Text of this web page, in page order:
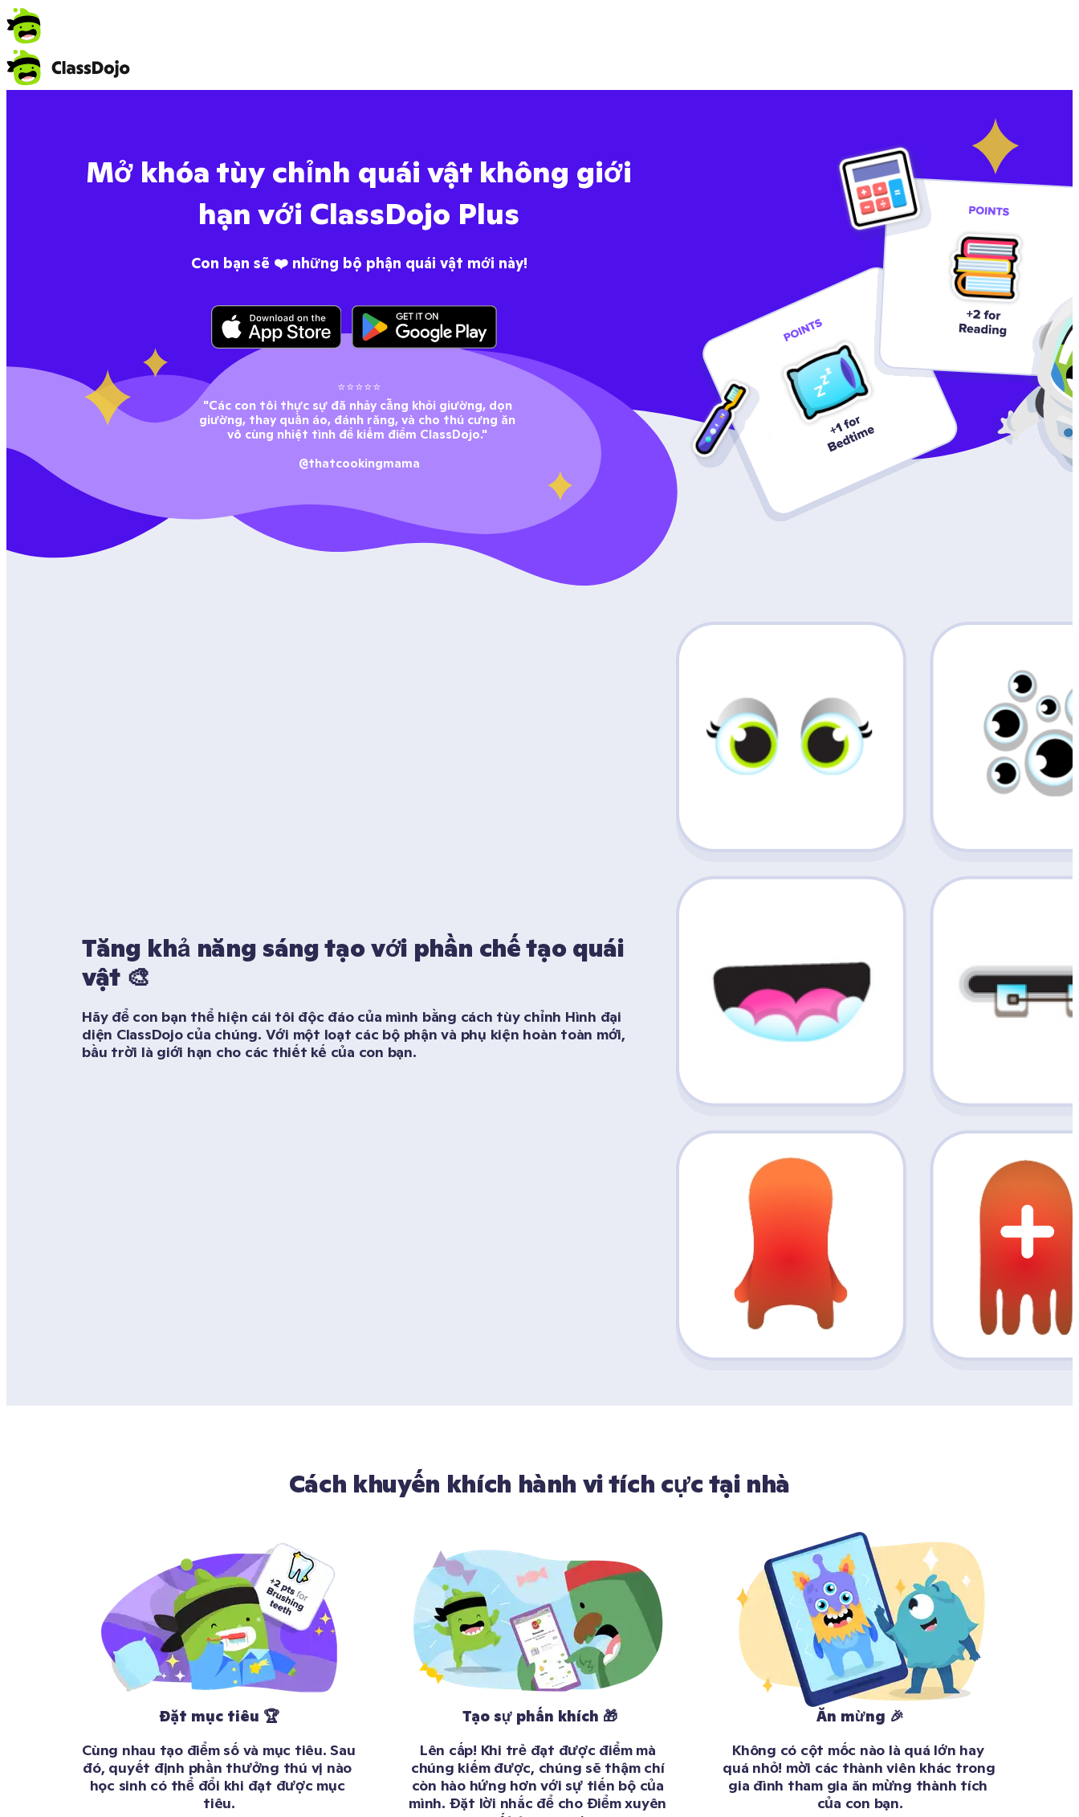
Mở khóa tùy chỉnh quái vật không giới
hạn với ClassDojo Plus
Con bạn sẽ ❤️ những bộ phận quái vật mới này!
⭐⭐⭐⭐⭐
"Các con tôi thực sự đã nhảy cẫng khỏi giường, dọn
giường, thay quần áo, đánh răng, và cho thú cưng ăn
vô cùng nhiệt tình để kiếm điểm ClassDojo."
@thatcookingmama
Tăng khả năng sáng tạo với phần chế tạo quái
vật 🎨
Hãy để con bạn thể hiện cái tôi độc đáo của mình bằng cách tùy chỉnh Hình đại
diện ClassDojo của chúng. Với một loạt các bộ phận và phụ kiện hoàn toàn mới,
bầu trời là giới hạn cho các thiết kế của con bạn.
Cách khuyến khích hành vi tích cực tại nhà
Đặt mục tiêu 🏆
Cùng nhau tạo điểm số và mục tiêu. Sau
đó, quyết định phần thưởng thú vị nào
học sinh có thể đổi khi đạt được mục
tiêu.
Tạo sự phấn khích 🎁
Lên cấp! Khi trẻ đạt được điểm mà
chúng kiếm được, chúng sẽ thậm chí
còn hào hứng hơn với sự tiến bộ của
mình. Đặt lời nhắc để cho Điểm xuyên
Ăn mừng 🎉
Không có cột mốc nào là quá lớn hay
quá nhỏ! mời các thành viên khác trong
gia đình tham gia ăn mừng thành tích
của con bạn.